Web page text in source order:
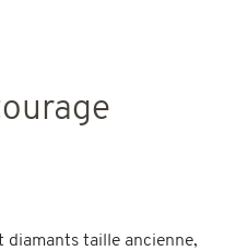
diamants taille ancienne,